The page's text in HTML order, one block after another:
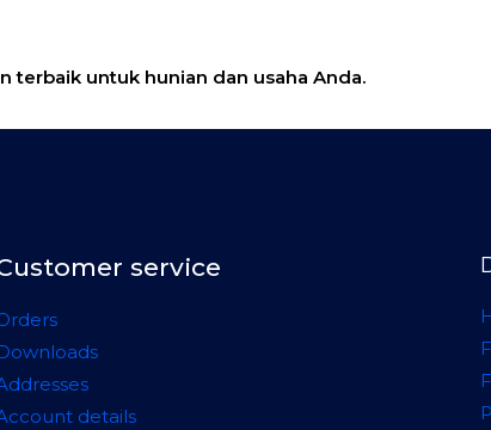
terbaik untuk hunian dan usaha Anda.
service
details